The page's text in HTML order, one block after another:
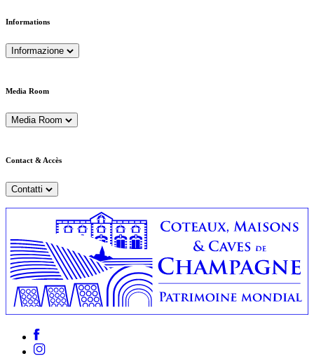
Informations
Informazione
Media Room
Media Room
Contact & Accès
Contatti